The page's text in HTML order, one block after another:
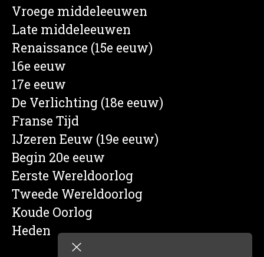
Vroege middeleeuwen
Late middeleeuwen
Renaissance (15e eeuw)
16e eeuw
17e eeuw
De Verlichting (18e eeuw)
Franse Tijd
IJzeren Eeuw (19e eeuw)
Begin 20e eeuw
Eerste Wereldoorlog
Tweede Wereldoorlog
Koude Oorlog
Heden